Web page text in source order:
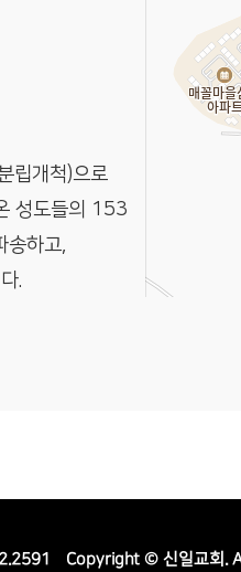
립개척)으로
성도들의 153
송하고,
.
Copyright © 신일교회.